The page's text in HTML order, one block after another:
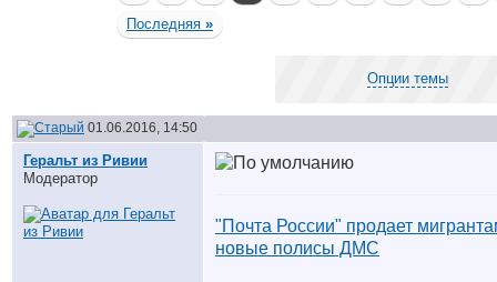
Последняя »
Опции темы
01.06.2016, 14:50
Геральт из Ривии
Модератор
"Почта России" продает
новые полисы ДМС